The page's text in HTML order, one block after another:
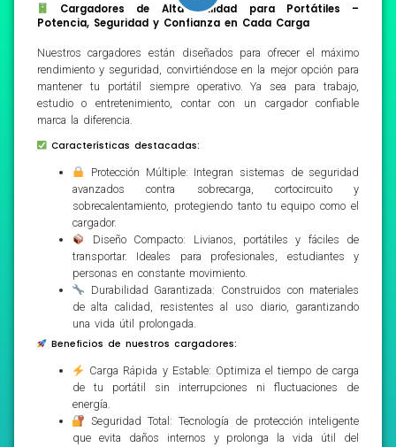
Cargadores de Alta Calidad para Portátiles –
Potencia, Seguridad y Confianza en Cada Carga
Nuestros cargadores están diseñados para ofrecer el máximo
rendimiento y seguridad, convirtiéndose en la mejor opción para
mantener tu portátil siempre operativo. Ya sea para trabajo,
estudio o entretenimiento, contar con un cargador confiable
marca la diferencia.
Características destacadas:
Protección Múltiple: Integran sistemas de seguridad
avanzados contra sobrecarga, cortocircuito y
sobrecalentamiento, protegiendo tanto tu equipo como el
cargador.
Diseño Compacto: Livianos, portátiles y fáciles de
transportar. Ideales para profesionales, estudiantes y
personas en constante movimiento.
Durabilidad Garantizada: Construidos con materiales
de alta calidad, resistentes al uso diario, garantizando
una vida útil prolongada.
Beneficios de nuestros cargadores:
Carga Rápida y Estable: Optimiza el tiempo de carga
de tu portátil sin interrupciones ni fluctuaciones de
energía.
Seguridad Total: Tecnología de protección inteligente
que evita daños internos y prolonga la vida útil del